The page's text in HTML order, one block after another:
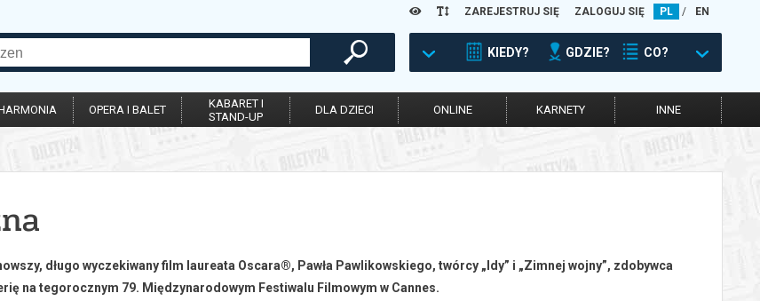
ZAREJESTRUJ SIĘ ZALOGUJ SIĘ PL / EN
KIEDY? GDZIE? CO?
OPERA I BALET
KABARET I
STAND-UP
DLA DZIECI ONLINE KARNETY INNE
długo wyczekiwany film laureata Oscara®, Pawła Pawlikowskiego, twórcy „Idy” i „Zimnej wojny”, zdobywca
na tegorocznym 79. Międzynarodowym Festiwalu Filmowym w Cannes.